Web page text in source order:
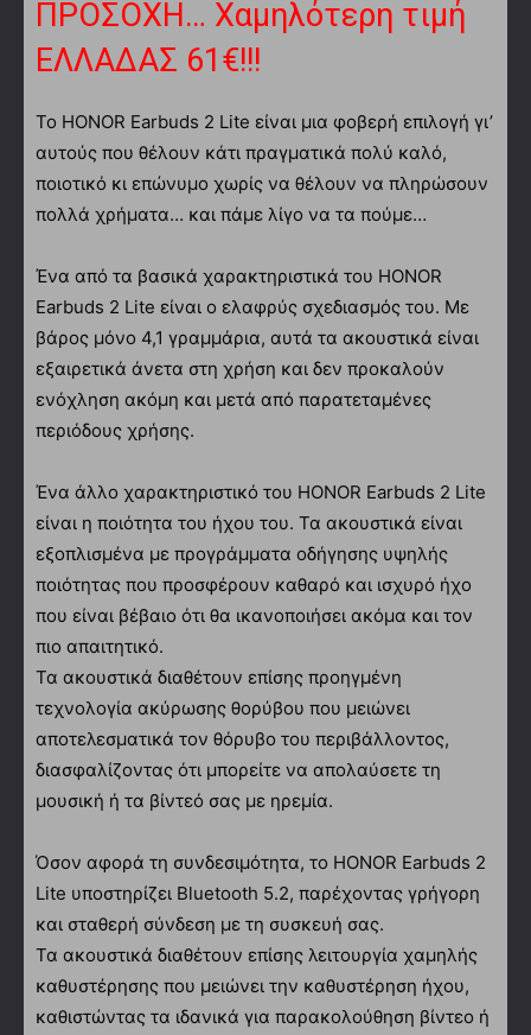
ΠΡΟΣΟΧΗ… Χαμηλότερη τιμή
ΕΛΛΑΔΑΣ 61€!!!
Το HONOR Earbuds 2 Lite είναι μια φοβερή επιλογή γι’
αυτούς που θέλουν κάτι πραγματικά πολύ καλό,
ποιοτικό κι επώνυμο χωρίς να θέλουν να πληρώσουν
πολλά χρήματα… και πάμε λίγο να τα πούμε…
Ένα από τα βασικά χαρακτηριστικά του HONOR
Earbuds 2 Lite είναι ο ελαφρύς σχεδιασμός του. Με
βάρος μόνο 4,1 γραμμάρια, αυτά τα ακουστικά είναι
εξαιρετικά άνετα στη χρήση και δεν προκαλούν
ενόχληση ακόμη και μετά από παρατεταμένες
περιόδους χρήσης.
Ένα άλλο χαρακτηριστικό του HONOR Earbuds 2 Lite
είναι η ποιότητα του ήχου του. Τα ακουστικά είναι
εξοπλισμένα με προγράμματα οδήγησης υψηλής
ποιότητας που προσφέρουν καθαρό και ισχυρό ήχο
που είναι βέβαιο ότι θα ικανοποιήσει ακόμα και τον
πιο απαιτητικό.
Τα ακουστικά διαθέτουν επίσης προηγμένη
τεχνολογία ακύρωσης θορύβου που μειώνει
αποτελεσματικά τον θόρυβο του περιβάλλοντος,
διασφαλίζοντας ότι μπορείτε να απολαύσετε τη
μουσική ή τα βίντεό σας με ηρεμία.
Όσον αφορά τη συνδεσιμότητα, το HONOR Earbuds 2
Lite υποστηρίζει Bluetooth 5.2, παρέχοντας γρήγορη
και σταθερή σύνδεση με τη συσκευή σας.
Τα ακουστικά διαθέτουν επίσης λειτουργία χαμηλής
καθυστέρησης που μειώνει την καθυστέρηση ήχου,
καθιστώντας τα ιδανικά για παρακολούθηση βίντεο ή